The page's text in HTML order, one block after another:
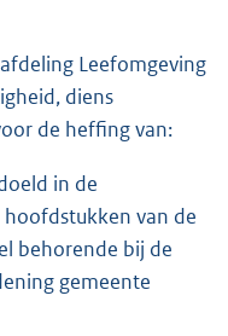
Leefomgeving
diens
de heffing van:
in de
van de
behorende bij de
gemeente